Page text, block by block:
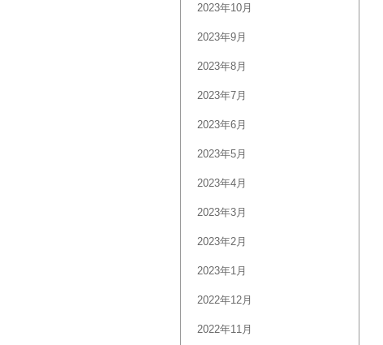
2023年10月
2023年9月
2023年8月
2023年7月
2023年6月
2023年5月
2023年4月
2023年3月
2023年2月
2023年1月
2022年12月
2022年11月